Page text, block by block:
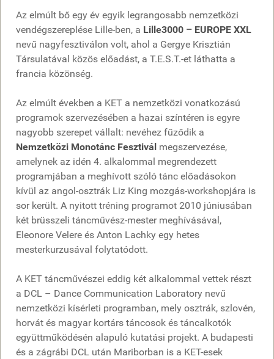
Az elmúlt bő egy év egyik legrangosabb nemzetközi
vendégszereplése Lille-ben, a Lille3000 – EUROPE XXL
nevű nagyfesztiválon volt, ahol a Gergye Krisztián
Társulatával közös előadást, a T.E.S.T.-et láthatta a
francia közönség.
Az elmúlt években a KET a nemzetközi vonatkozású
programok szervezésében a hazai színtéren is egyre
nagyobb szerepet vállalt: nevéhez fűződik a
Nemzetközi Monotánc Fesztivál megszervezése,
amelynek az idén 4. alkalommal megrendezett
programjában a meghívott szóló tánc előadásokon
kívül az angol-osztrák Liz King mozgás-workshopjára is
sor került. A nyitott tréning programot 2010 júniusában
két brüsszeli táncművész-mester meghívásával,
Eleonore Velere és Anton Lachky egy hetes
mesterkurzusával folytatódott.
A KET táncművészei eddig két alkalommal vettek részt
a DCL – Dance Communication Laboratory nevű
nemzetközi kísérleti programban, mely osztrák, szlovén,
horvát és magyar kortárs táncosok és táncalkotók
együttműködésén alapuló kutatási projekt. A budapesti
és a zágrábi DCL után Mariborban is a KET-esek